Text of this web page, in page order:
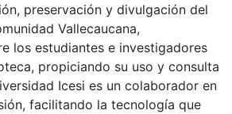
preservación y divulgación del
Vallecaucana,
los estudiantes e investigadores
propiciando su uso y consulta
Icesi es un colaborador en
facilitando la tecnología que